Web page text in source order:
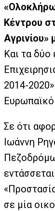
Κέντρου
Και τα δύο
2014-
Σε ότι
Ιωάννη
σε μία